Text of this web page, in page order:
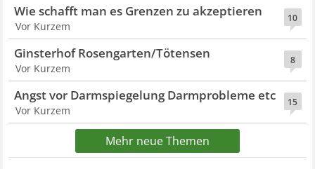
10
Wie schafft man es Grenzen zu akzeptieren
Vor Kurzem
8
Ginsterhof Rosengarten/Tötensen
Vor Kurzem
15
Angst vor Darmspiegelung Darmprobleme etc
Vor Kurzem
Mehr neue Themen